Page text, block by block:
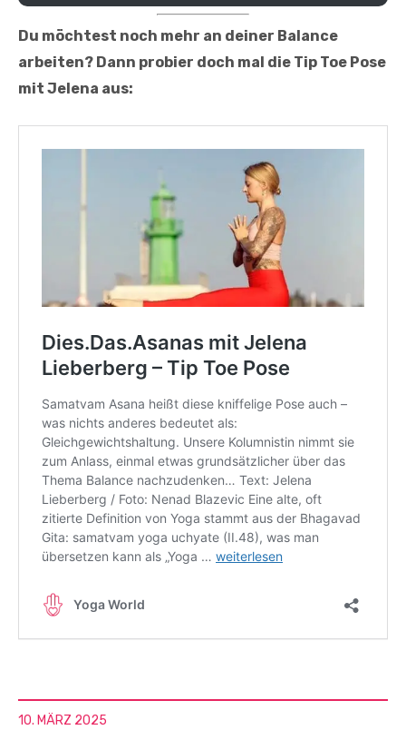
Du möchtest noch mehr an deiner Balance
arbeiten? Dann probier doch mal die Tip Toe Pose
mit Jelena aus:
10. MÄRZ 2025